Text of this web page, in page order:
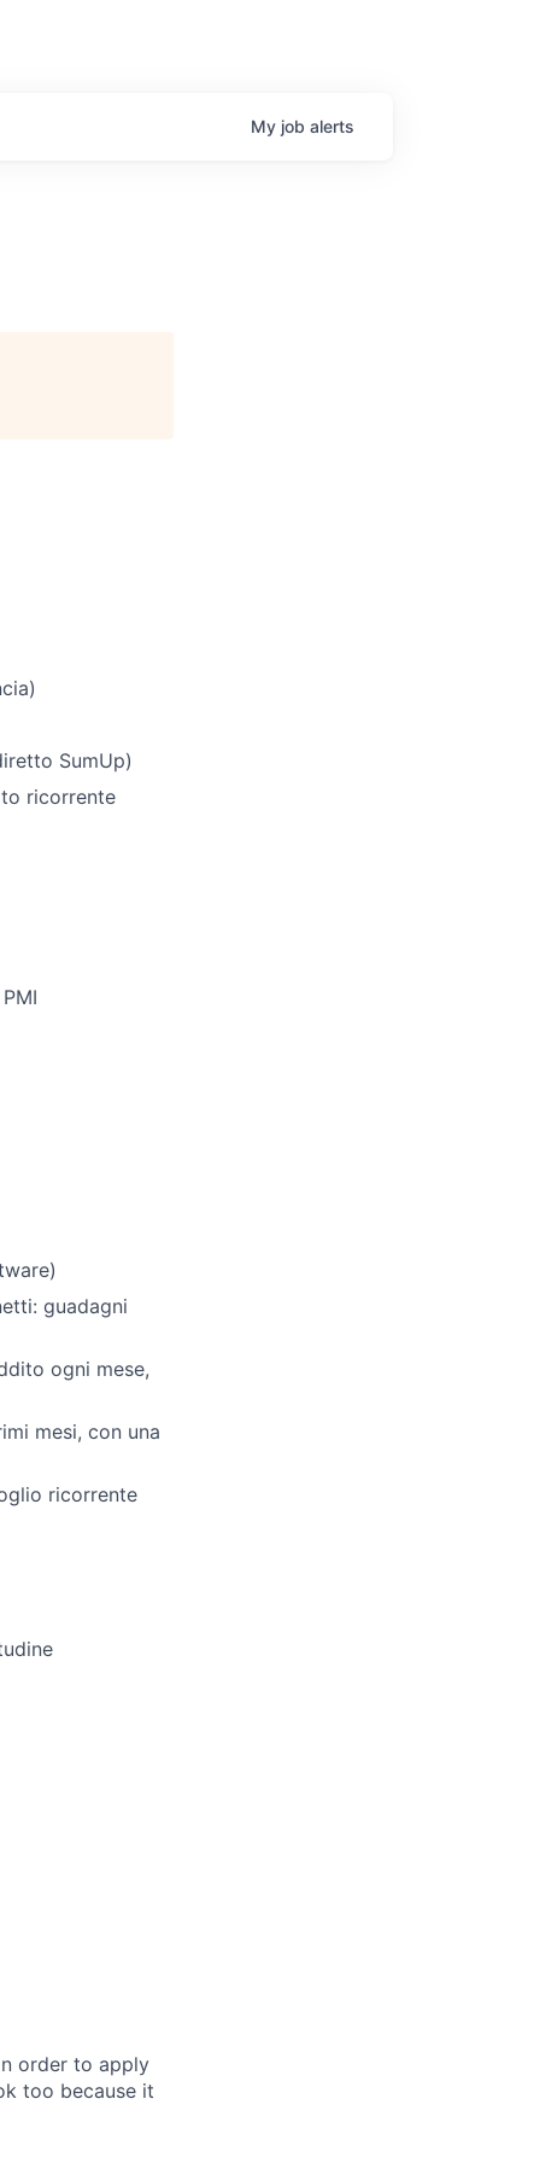
My job alerts
SumUp)
ricorrente
guadagni
ogni mese,
mesi, con una
ricorrente
order to apply
too because it